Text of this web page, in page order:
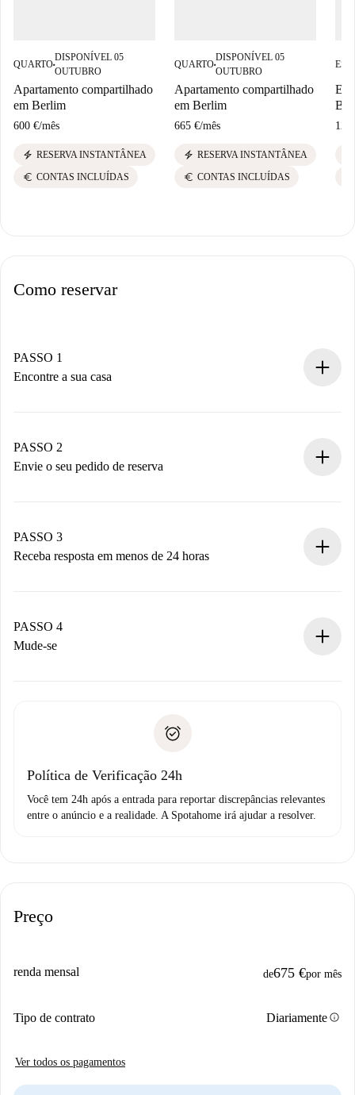
QUARTO■
DISPONÍVEL 05
OUTUBRO
Apartamento compartilhado
em Berlim
600 €/mês
electric_bolt RESERVA INSTANTÂNEA
euro CONTAS INCLUÍDAS
QUARTO■
DISPONÍVEL 05
OUTUBRO
Apartamento compartilhado
em Berlim
665 €/mês
electric_bolt RESERVA INSTANTÂNEA
euro CONTAS INCLUÍDAS
Como reservar
PASSO 1
Encontre a sua casa
Você tem todas as informações necessárias
antecipadamente.
PASSO 2
Envie o seu pedido de reserva
Não cobramos nada até que o proprietário confirme.
PASSO 3
Receba resposta em menos de 24 horas
proprietário.
Se recusada: não cobraremos nada e ofereceremos
Débito direto bancário
PASSO 4
Mude-se
não comunicar nenhum problema.
Política de Verificação 24h
Você tem 24h após a entrada para reportar discrepâncias relevantes
entre o anúncio e a realidade. A Spotahome irá ajudar a resolver.
Preço
renda mensal de675 €por mês
Tipo de contrato Diariamenteinfo
Ver todos os pagamentos